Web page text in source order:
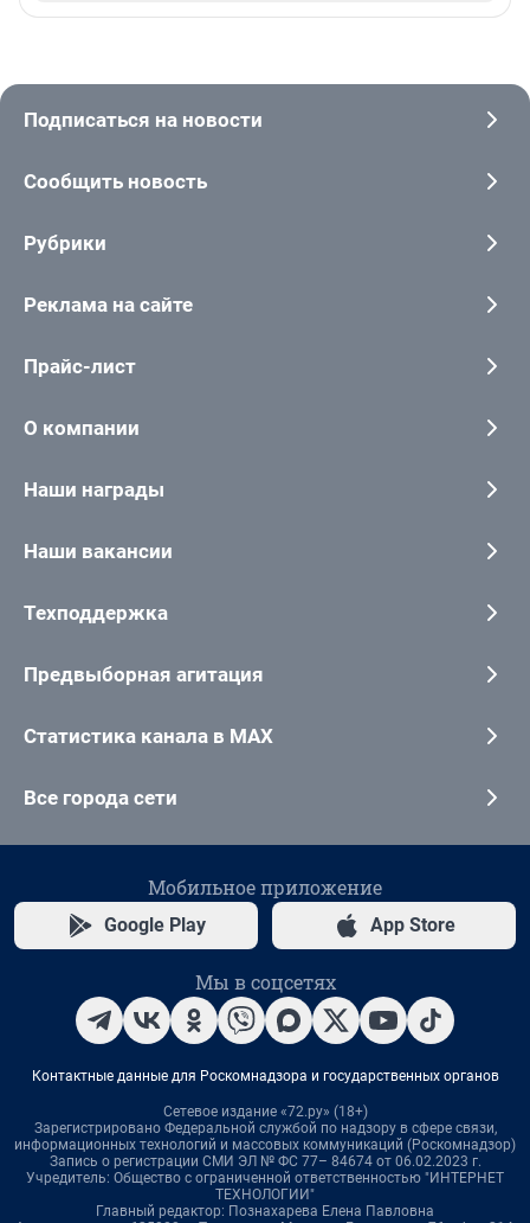
Подписаться на новости
Сообщить новость
Рубрики
Реклама на сайте
Прайс-лист
О компании
Наши награды
Наши вакансии
Техподдержка
Предвыборная агитация
Статистика канала в MAX
Все города сети
Мобильное приложение
Google Play App Store
Мы в соцсетях
Контактные данные для Роскомнадзора и государственных органов
Сетевое издание «72.ру» (18+)
Зарегистрировано Федеральной службой по надзору в сфере связи,
информационных технологий и массовых коммуникаций (Роскомнадзор)
Запись о регистрации СМИ ЭЛ № ФС 77– 84674 от 06.02.2023 г.
Учредитель: Общество с ограниченной ответственностью "ИНТЕРНЕТ
ТЕХНОЛОГИИ"
Главный редактор: Познахарева Елена Павловна